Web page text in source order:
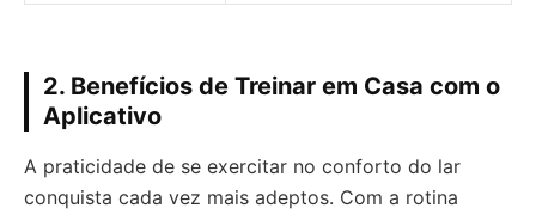
2. Benefícios de Treinar em Casa com o
Aplicativo
A praticidade de se exercitar no conforto do lar
conquista cada vez mais adeptos. Com a rotina